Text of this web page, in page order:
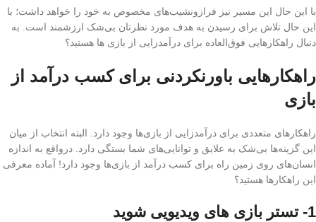
با این حال این مسیر نیز فرازو‌نشیب‌های مخصوص به خود را خواهد داشت؛ با
این حال تلاش برای رسیدن به هدف مورد نظرتان بی‌شک ارزشمند است. به
دنبال راهکارهایی فوق‌العاده برای درآمدزایی از بازی ها هستید؟
راهکارهایی باورنکردنی برای کسب درآمد از
بازی
راهکارهای متعددی برای درآمدزایی از بازی‌ها وجود دارد. البته انتخاب از میان
این گزینه‌ها بی‌شک به علایق و توانایی‌های شما بستگی دارد. درواقع به اندازه
انسان‌های روی زمین راه برای کسب درآمد از بازی‌ها وجود دارد! آماده معرفی
این راهکارها هستید؟
1- تستر بازی های ویدیویی شوید